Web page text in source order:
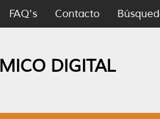
FAQ's Contacto
DIGITAL